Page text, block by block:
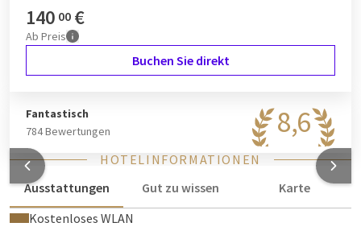
140 00 €
Ab Preis
Buchen Sie direkt
8,6
Fantastisch
784 Bewertungen
HOTELINFORMATIONEN
Ausstattungen
Gut zu wissen
Karte
Kostenloses WLAN